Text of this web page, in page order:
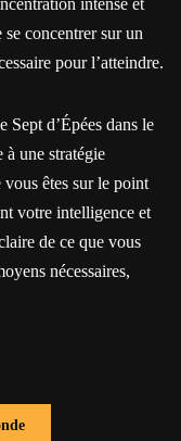
intense et
concentrer sur un
pour l’atteindre.
d’Épées dans le
à une stratégie
êtes sur le point
votre intelligence et
de ce que vous
nécessaires,